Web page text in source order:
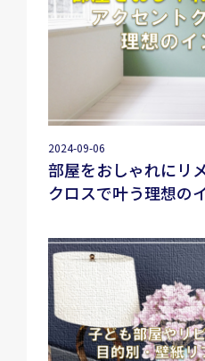
2024-09-06
部屋をおしゃれにリ
クロスで叶う理想の